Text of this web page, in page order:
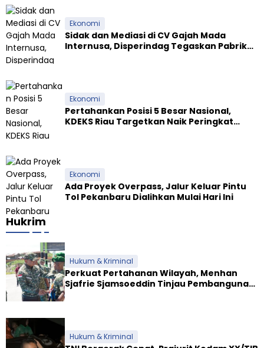
Ekonomi
Sidak dan Mediasi di CV Gajah Mada
Internusa, Disperindag Tegaskan Pabrik
Ekonomi
Pertahankan Posisi 5 Besar Nasional,
KDEKS Riau Targetkan Naik Peringkat
Ekonomi
Ada Proyek Overpass, Jalur Keluar Pintu
Tol Pekanbaru Dialihkan Mulai Hari Ini
Hukrim
Hukum & Kriminal
Perkuat Pertahanan Wilayah, Menhan
Sjafrie Sjamsoeddin Tinjau Pembangunan
Hukum & Kriminal